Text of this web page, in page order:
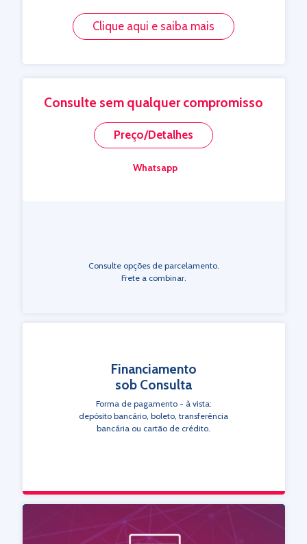
Clique aqui e saiba mais
Consulte sem qualquer compromisso
Preço/Detalhes
Whatsapp
Consulte opções de parcelamento.
Frete a combinar.
Financiamento
sob Consulta
Forma de pagamento - à vista:
depósito bancário, boleto, transferência
bancária ou cartão de crédito.